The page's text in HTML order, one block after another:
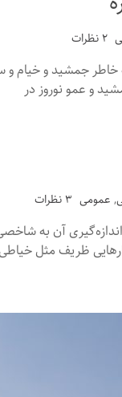
۲ نظرات
جمشید و
و عمو نوروز در
, عمومی ۳ نظرات
آن به
ظریف مثل